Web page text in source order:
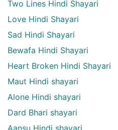
Two Lines Hindi Shayari
Love Hindi Shayari
Sad Hindi Shayari
Bewafa Hindi Shayari
Heart Broken Hindi Shayari
Maut Hindi shayari
Alone Hindi shayari
Dard Bhari shayari
Aansu Hindi shayari